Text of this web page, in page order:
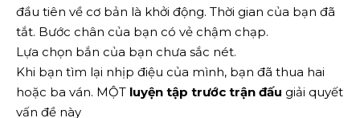
đầu tiên về cơ bản là khởi động. Thời gian của bạn đã
tắt. Bước chân của bạn có vẻ chậm chạp.
Lựa chọn bắn của bạn chưa sắc nét.
Khi bạn tìm lại nhịp điệu của mình, bạn đã thua hai
hoặc ba ván. MỘT luyện tập trước trận đấu giải quyết
vấn đề này